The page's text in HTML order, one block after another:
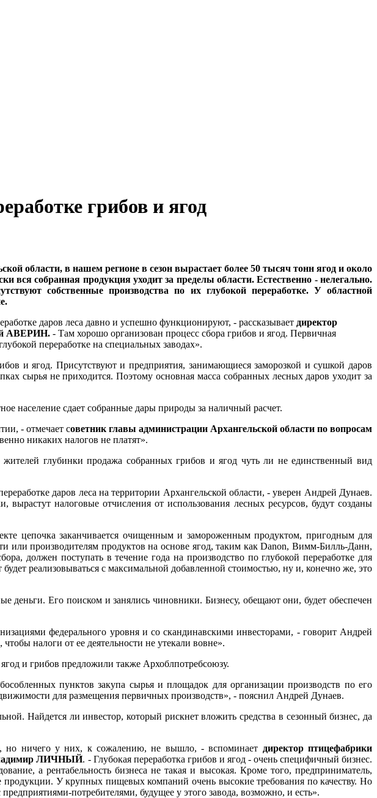
грибов и ягод
области, в нашем регионе в сезон вырастает более 50 тысяч тонн ягод и около
вся собранная продукция уходит за пределы области. Естественно - нелегально.
собственные производства по их глубокой переработке. У областной
даров леса давно и успешно функционируют, - рассказывает директор
АВЕРИН. - Там хорошо организован процесс сбора грибов и ягод. Первичная
переработке на специальных заводах».
и ягод. Присутствуют и предприятия, занимающиеся заморозкой и сушкой даров
сырья не приходится. Поэтому основная масса собранных лесных даров уходит за
население сдает собранные дары природы за наличный расчет.
- отмечает советник главы администрации Архангельской области по вопросам
никаких налогов не платят».
глубинки продажа собранных грибов и ягод чуть ли не единственный вид
даров леса на территории Архангельской области, - уверен Андрей Дунаев.
налоговые отчисления от использования лесных ресурсов, будут созданы
цепочка заканчивается очищенным и замороженным продуктом, пригодным для
или производителям продуктов на основе ягод, таким как Danon, Вимм-Билль-Данн,
должен поступать в течение года на производство по глубокой переработке для
реализовываться с максимальной добавленной стоимостью, ну и, конечно же, это
деньги. Его поиском и занялись чиновники. Бизнесу, обещают они, будет обеспечен
федерального уровня и со скандинавскими инвесторами, - говорит Андрей
налоги от ее деятельности не утекали вовне».
и грибов предложили также Архоблпотребсоюзу.
пунктов закупа сырья и площадок для организации производств по его
для размещения первичных производств», - пояснил Андрей Дунаев.
Найдется ли инвестор, который рискнет вложить средства в сезонный бизнес, да
но ничего у них, к сожалению, не вышло, - вспоминает директор птицефабрики
Владимир ЛИЧНЫЙ. - Глубокая переработка грибов и ягод - очень специфичный бизнес.
а рентабельность бизнеса не такая и высокая. Кроме того, предприниматель,
продукции. У крупных пищевых компаний очень высокие требования по качеству. Но
потребителями, будущее у этого завода, возможно, и есть».